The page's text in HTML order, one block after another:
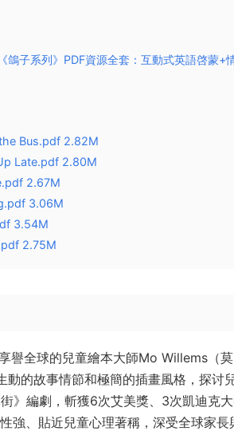
系列》PDF資源全套：互動式英語啓蒙+
Bus.pdf 2.82M
Late.pdf 2.80M
2.67M
3.06M
3.54M
2.75M
譽全球的兒童繪本大師Mo Willems（
的故事情節和極簡的插畫風格，探讨
》編劇，斬獲6次艾美獎、3次凱迪克
強、貼近兒童心理著稱，深受全球家長